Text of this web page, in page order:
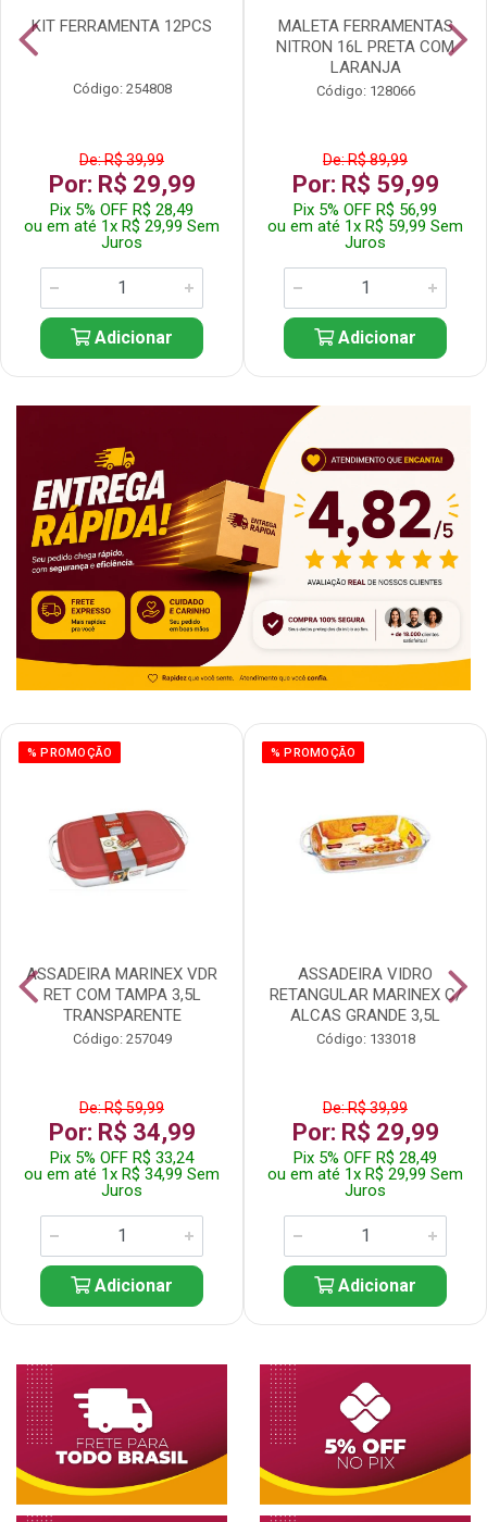
KIT FERRAMENTA 12PCS
Código: 254808
De: R$ 39,99
Por: R$ 29,99
Pix 5% OFF R$ 28,49
ou em até 1x R$ 29,99 Sem
Juros
Adicionar
MALETA FERRAMENTAS
NITRON 16L PRETA COM
LARANJA
Código: 128066
De: R$ 89,99
Por: R$ 59,99
Pix 5% OFF R$ 56,99
ou em até 1x R$ 59,99 Sem
Juros
Adicionar
% PROMOÇÃO
ASSADEIRA MARINEX VDR
RET COM TAMPA 3,5L
TRANSPARENTE
Código: 257049
De: R$ 59,99
Por: R$ 34,99
Pix 5% OFF R$ 33,24
ou em até 1x R$ 34,99 Sem
Juros
Adicionar
% PROMOÇÃO
ASSADEIRA VIDRO
RETANGULAR MARINEX C/
ALCAS GRANDE 3,5L
Código: 133018
De: R$ 39,99
Por: R$ 29,99
Pix 5% OFF R$ 28,49
ou em até 1x R$ 29,99 Sem
Juros
Adicionar